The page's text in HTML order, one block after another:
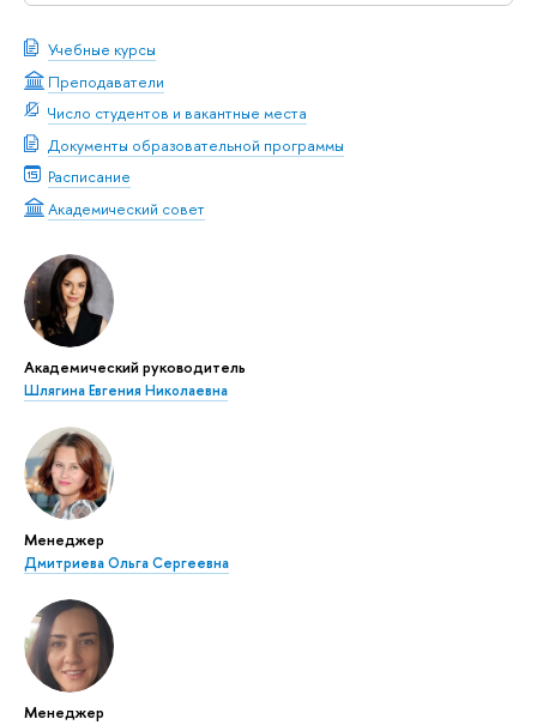
Учебные курсы
Преподаватели
Число студентов и вакантные места
Документы образовательной программы
Расписание
Академический совет
Академический руководитель
Шлягина Евгения Николаевна
Менеджер
Дмитриева Ольга Сергеевна
Менеджер